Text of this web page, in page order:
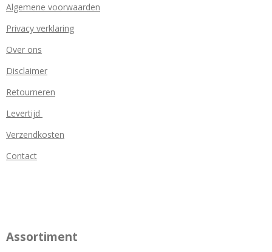
Algemene voorwaarden
Privacy verklaring
Over ons
Disclaimer
Retourneren
Levertijd
Verzendkosten
Contact
Assortiment